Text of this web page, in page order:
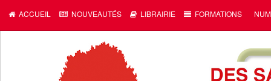
ACCUEIL NOUVEAUTÉS LIBRAIRIE FORMATIONS